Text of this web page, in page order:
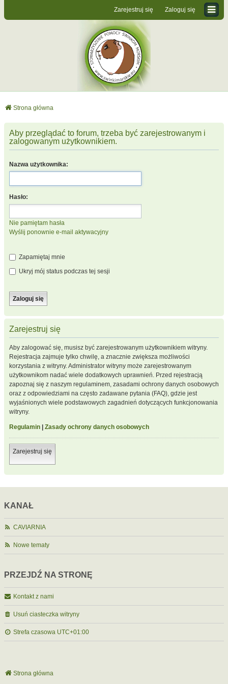
Zaloguj się
Zarejestruj się
Strona główna
Aby przeglądać to forum, trzeba być zarejestrowanym i
zalogowanym użytkownikiem.
Nazwa użytkownika:
Hasło:
Nie pamiętam hasła
Wyślij ponownie e-mail aktywacyjny
Zapamiętaj mnie
Ukryj mój status podczas tej sesji
Zarejestruj się
Aby zalogować się, musisz być zarejestrowanym użytkownikiem witryny.
Rejestracja zajmuje tylko chwilę, a znacznie zwiększa możliwości
korzystania z witryny. Administrator witryny może zarejestrowanym
użytkownikom nadać wiele dodatkowych uprawnień. Przed rejestracją
zapoznaj się z naszym regulaminem, zasadami ochrony danych osobowych
oraz z odpowiedziami na często zadawane pytania (FAQ), gdzie jest
wyjaśnionych wiele podstawowych zagadnień dotyczących funkcjonowania
witryny.
Regulamin Zasady ochrony danych osobowych
Zarejestruj się
KANAŁ
CAVIARNIA
Nowe tematy
PRZEJDŹ NA STRONĘ
Kontakt z nami
Usuń ciasteczka witryny
Strefa czasowa UTC+01:00
Strona główna